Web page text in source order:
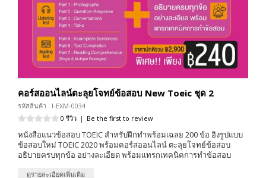
คอร์สออนไลน์ตะลุยโจทย์ข้อสอบ New Toeic ชุด 2
รหัสสินค้า : I-EXM-0034
0 รีวิว | Be the first to review
หนังสือแนวข้อสอบ TOEIC สำหรับฝึกทำพร้อมเฉลย 200 ข้อ อิงรูปแบบ
ข้อสอบใหม่ TOEIC 2020 พร้อมคอร์สออนไลน์ ตะลุยโจทย์ข้อสอบ
อธิบายครบทุกข้อ อย่างละเอียด พร้อมแทรกเทคนิคการทำข้อสอบ
ดูรายละเอียดเพิ่มเติม